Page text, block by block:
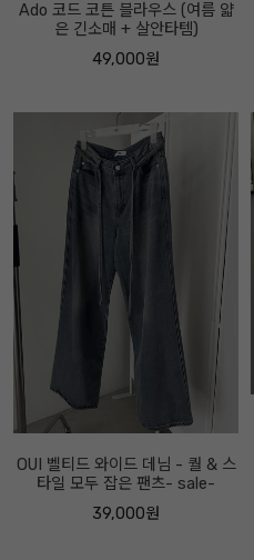
Ado 코드 코튼 블라우스 (여름 얇
은 긴소매 + 살안타템)
49,000원
OUI 벨티드 와이드 데님 - 퀄 & 스
타일 모두 잡은 팬츠- sale-
39,000원